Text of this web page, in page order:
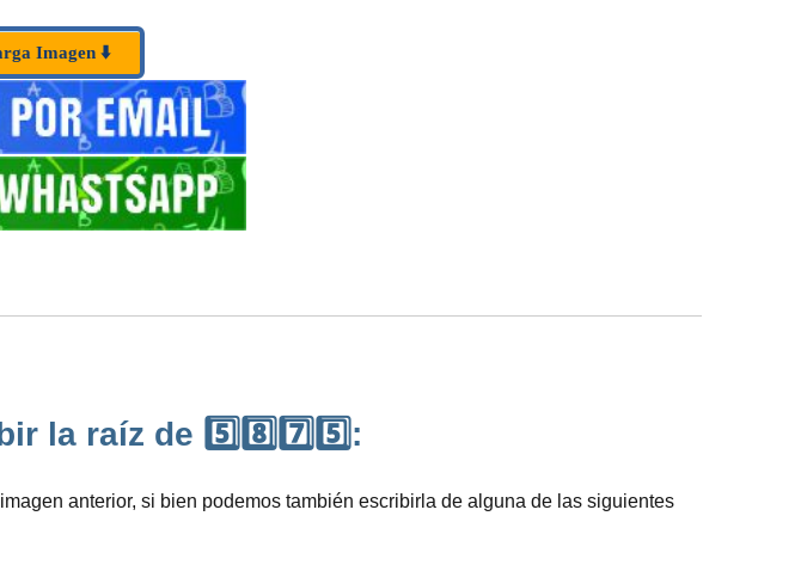
Imagen ⬇️
la raíz de 5️⃣8️⃣7️⃣5️⃣:
anterior, si bien podemos también escribirla de alguna de las siguientes